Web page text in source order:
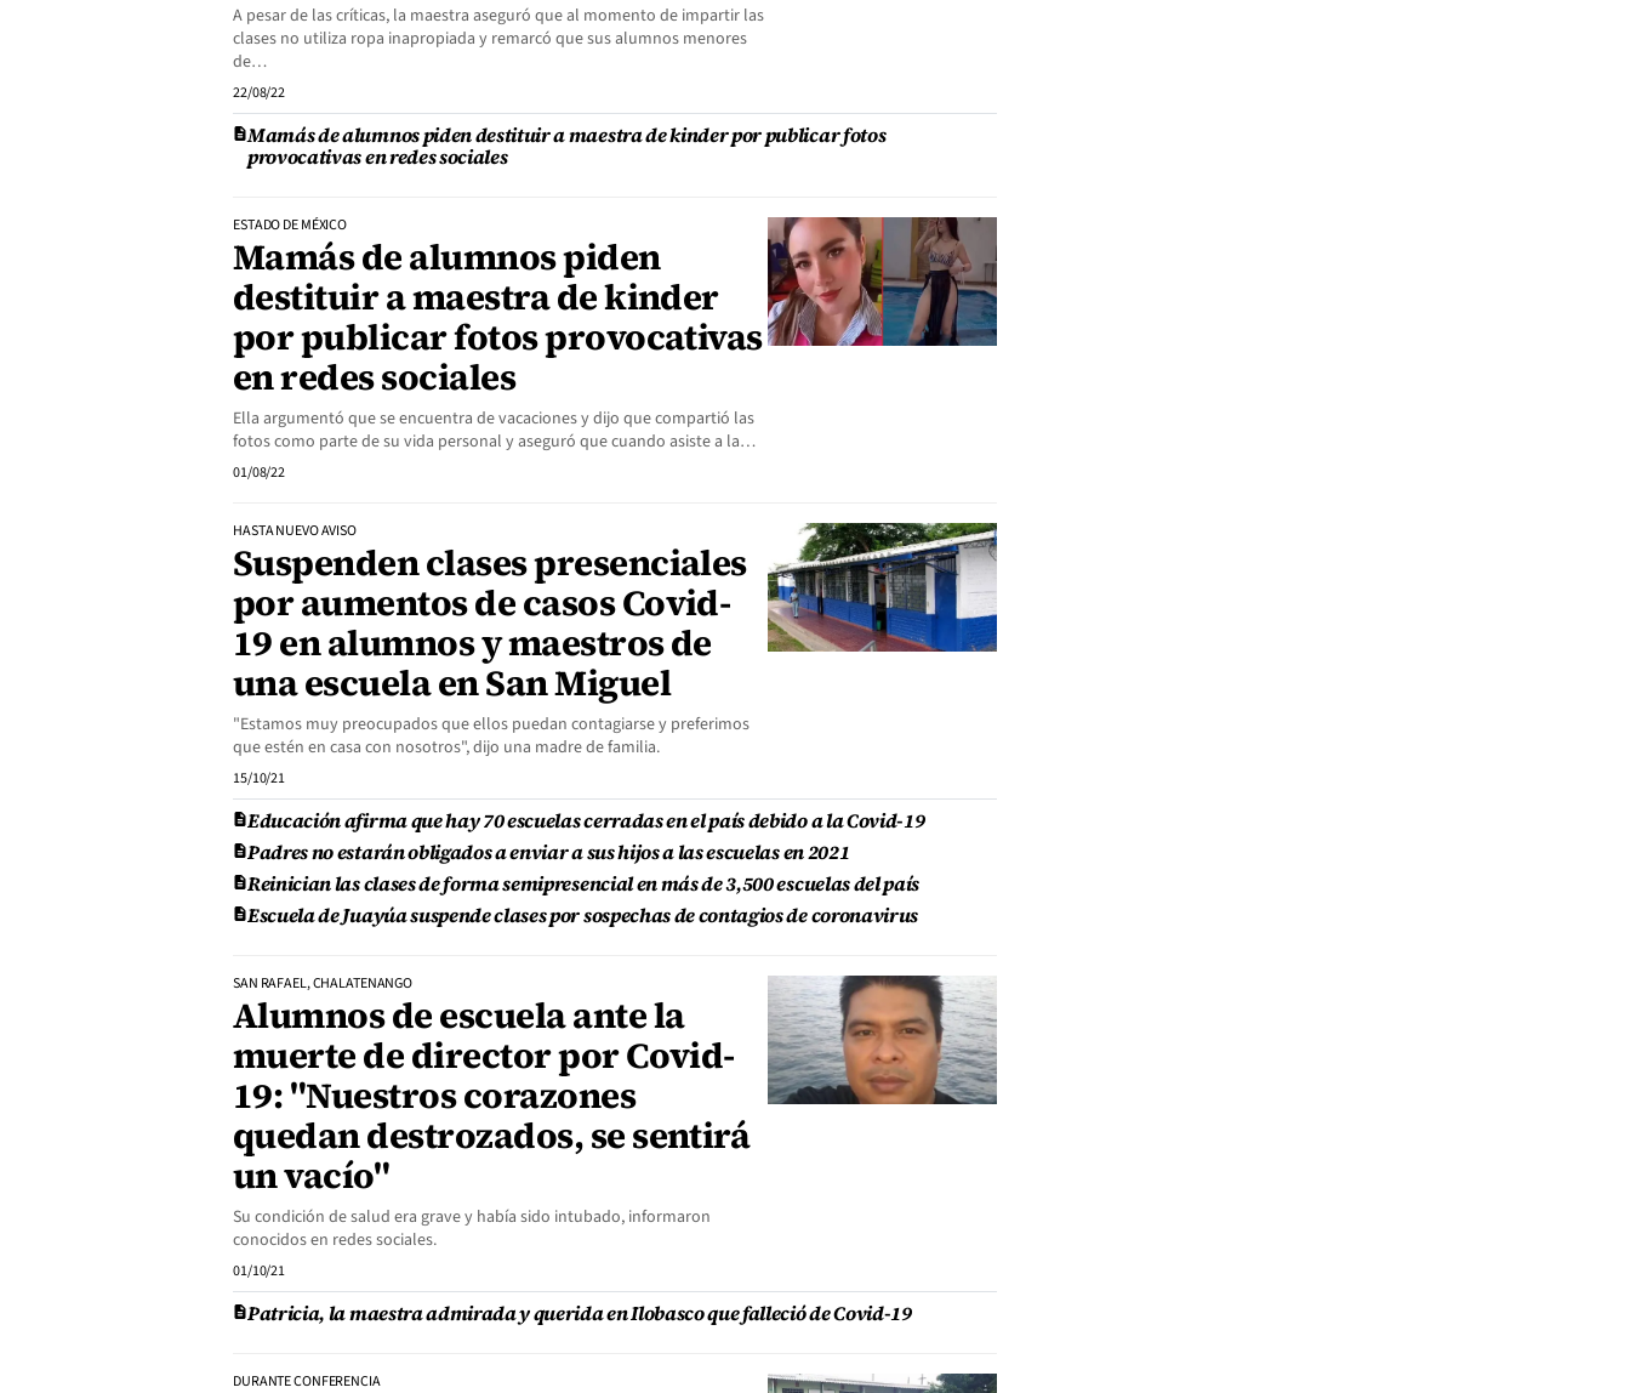
A pesar de las críticas, la maestra aseguró que al momento de impartir las
clases no utiliza ropa inapropiada y remarcó que sus alumnos menores
de…
22/08/22
Mamás de alumnos piden destituir a maestra de kinder por publicar fotos
provocativas en redes sociales
ESTADO DE MÉXICO
Mamás de alumnos piden
destituir a maestra de kinder
por publicar fotos provocativas
en redes sociales
Ella argumentó que se encuentra de vacaciones y dijo que compartió las
fotos como parte de su vida personal y aseguró que cuando asiste a la…
01/08/22
HASTA NUEVO AVISO
Suspenden clases presenciales
por aumentos de casos Covid-
19 en alumnos y maestros de
una escuela en San Miguel
"Estamos muy preocupados que ellos puedan contagiarse y preferimos
que estén en casa con nosotros", dijo una madre de familia.
15/10/21
Educación afirma que hay 70 escuelas cerradas en el país debido a la Covid-19
Padres no estarán obligados a enviar a sus hijos a las escuelas en 2021
Reinician las clases de forma semipresencial en más de 3,500 escuelas del país
Escuela de Juayúa suspende clases por sospechas de contagios de coronavirus
SAN RAFAEL, CHALATENANGO
Alumnos de escuela ante la
muerte de director por Covid-
19: "Nuestros corazones
quedan destrozados, se sentirá
un vacío"
Su condición de salud era grave y había sido intubado, informaron
conocidos en redes sociales.
01/10/21
Patricia, la maestra admirada y querida en Ilobasco que falleció de Covid-19
DURANTE CONFERENCIA